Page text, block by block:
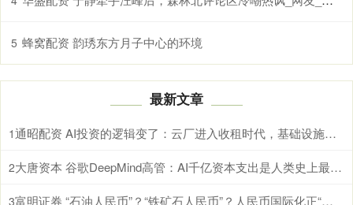
5 蜂窝配资 韵琇东方月子中心的环境
最新文章
1 通昭配资 AI投资的逻辑变了：云厂进入收租时代，基础设施产业链承压
2 大唐资本 谷歌DeepMind高管：AI千亿资本支出是人类史上最大科学赌注，核心押注\
3 富明证券 “石油人民币”？“铁矿石人民币”？人民币国际化正“务实推进”